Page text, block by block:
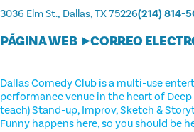
3036 Elm St. Dallas, TX 75226(214) 814-
PÁGINA WEB CORREO
Dallas Comedy Club is a multi-use
performance venue in the heart of Deep
teach) Stand-up, Improv, Sketch &
Funny happens here, so you should be